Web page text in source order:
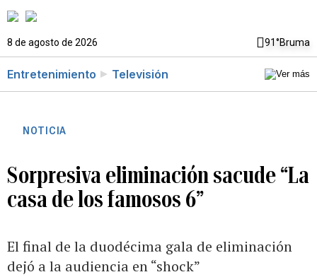
8 de agosto de 2026 91°Bruma
Entretenimiento Televisión
NOTICIA
Sorpresiva eliminación sacude “La
casa de los famosos 6”
El final de la duodécima gala de eliminación
dejó a la audiencia en “shock”